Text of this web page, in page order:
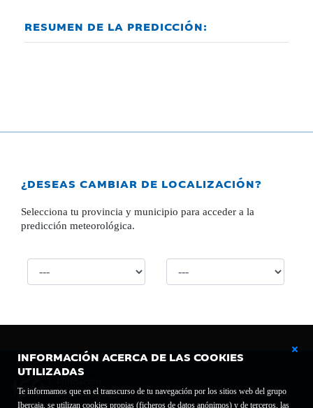
INFORMACIÓN ACERCA DE LAS COOKIES
UTILIZADAS
Te informamos que en el transcurso de tu navegación por los sitios web del grupo
Ibercaja, se utilizan cookies propias (ficheros de datos anónimos) y de terceros, las
RESUMEN DE LA PREDICCIÓN:
¿DESEAS CAMBIAR DE LOCALIZACIÓN?
Selecciona tu provincia y municipio para acceder a la
predicción meteorológica.